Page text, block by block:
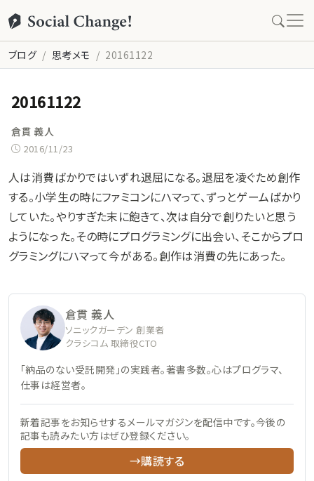
ブログ 思考メモ 20161122
20161122
倉貫 義人
2016/11/23
人は消費ばかりではいずれ退屈になる。退屈を凌ぐため創作
する。小学生の時にファミコンにハマって、ずっとゲームばかり
していた。やりすぎた末に飽きて、次は自分で創りたいと思う
ようになった。その時にプログラミングに出会い、そこからプロ
グラミングにハマって今がある。創作は消費の先にあった。
倉貫 義人
ソニックガーデン 創業者
クラシコム 取締役CTO
「納品のない受託開発」の実践者。著書多数。心はプログラマ、
仕事は経営者。
新着記事をお知らせするメールマガジンを配信中です。今後の
記事も読みたい方はぜひ登録ください。
→購読する